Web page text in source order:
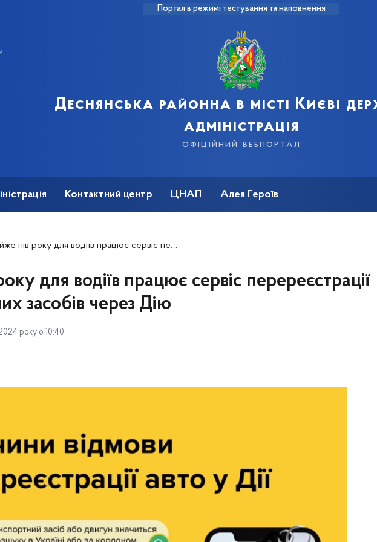
Портал в режимі тестування та наповнення
Деснянська районна в місті Києві
адміністрація
офіційний вебпортал
Контактний центр ЦНАП Алея Героїв
року для водіїв працює сервіс перереєстрації транспортних засобів через Дію
для водіїв працює сервіс перереєстрації
засобів через Дію
року о 10:40